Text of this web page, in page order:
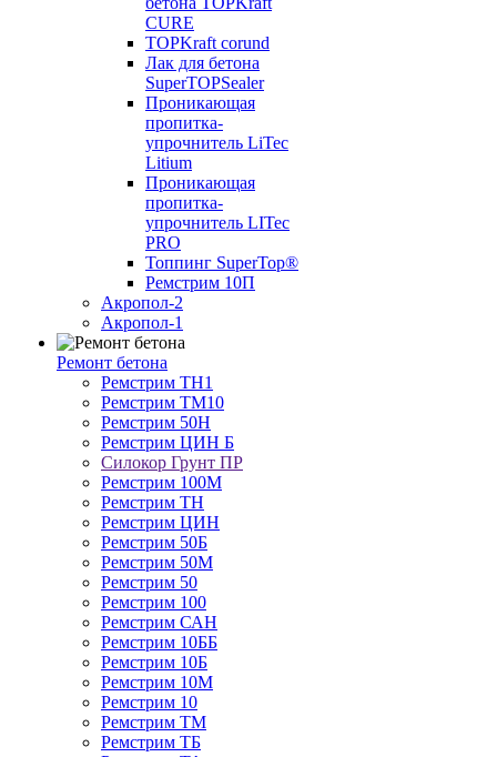
CURE
TOPKraft corund
Лак для бетона
SuperTOPSealer
Проникающая
пропитка-
упрочнитель LiTec
Litium
Проникающая
пропитка-
упрочнитель LITec
PRO
Топпинг SuperTop®
Ремстрим 10П
Акропол-2
Акропол-1
Ремонт бетона
Ремстрим ТН1
Ремстрим ТМ10
Ремстрим 50Н
Ремстрим ЦИН Б
Силокор Грунт ПР
Ремстрим 100М
Ремстрим ТН
Ремстрим ЦИН
Ремстрим 50Б
Ремстрим 50М
Ремстрим 50
Ремстрим 100
Ремстрим САН
Ремстрим 10ББ
Ремстрим 10Б
Ремстрим 10M
Ремстрим 10
Ремстрим ТМ
Ремстрим ТБ